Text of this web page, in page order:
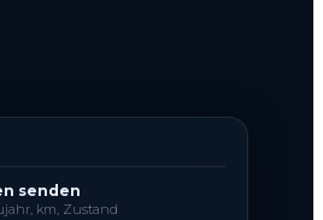
senden
km, Zustand